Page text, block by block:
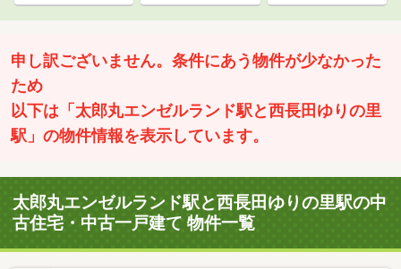
申し訳ございません。条件にあう物件が少なかった
ため
以下は「太郎丸エンゼルランド駅と西長田ゆりの里
駅」の物件情報を表示しています。
太郎丸エンゼルランド駅と西長田ゆりの里駅の中
古住宅・中古一戸建て 物件一覧